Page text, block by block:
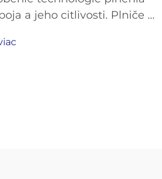
a jeho citlivosti. Plniče s
nápoje, ako sú